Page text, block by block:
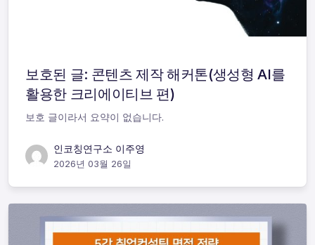
보호된 글: 콘텐츠 제작 해커톤(생성형 AI를
활용한 크리에이티브 편)
보호 글이라서 요약이 없습니다.
인코칭연구소 이주영
2026년 03월 26일